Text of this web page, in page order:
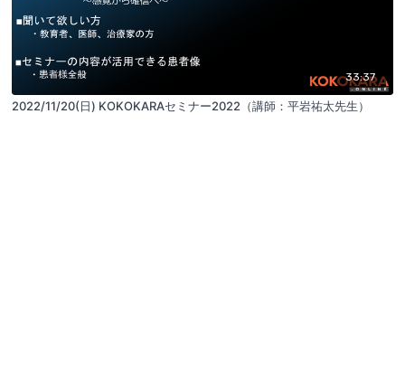
33:37
2022/11/20(日) KOKOKARAセミナー2022（講師：平岩祐太先生）